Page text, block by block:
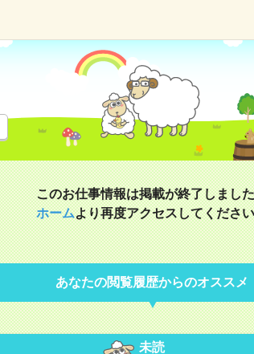
このお仕事情報は掲載が終了しまし
ホームより再度アクセスしてくださ
あなたの閲覧履歴からのオススメ
未読